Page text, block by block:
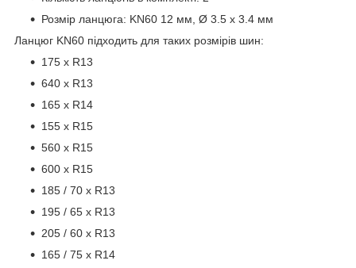
Розмір ланцюга: KN60 12 мм, Ø 3.5 х 3.4 мм
Ланцюг KN60 підходить для таких розмірів шин:
175 х R13
640 х R13
165 х R14
155 х R15
560 х R15
600 х R15
185 / 70 х R13
195 / 65 х R13
205 / 60 х R13
165 / 75 х R14